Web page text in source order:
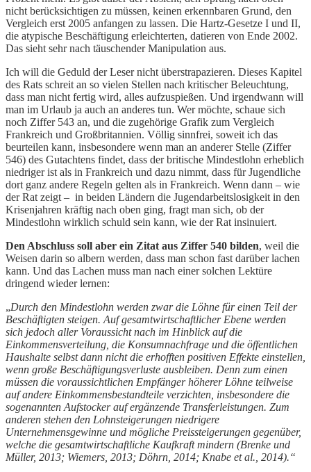
nicht berücksichtigen zu müssen, keinen erkennbaren Grund, den
Vergleich erst 2005 anfangen zu lassen. Die Hartz-Gesetze I und II,
die atypische Beschäftigung erleichterten, datieren von Ende 2002.
Das sieht sehr nach täuschender Manipulation aus.
Ich will die Geduld der Leser nicht überstrapazieren. Dieses Kapitel
des Rats schreit an so vielen Stellen nach kritischer Beleuchtung,
dass man nicht fertig wird, alles aufzuspießen. Und irgendwann will
man im Urlaub ja auch an anderes tun. Wer möchte, schaue sich
noch Ziffer 543 an, und die zugehörige Grafik zum Vergleich
Frankreich und Großbritannien. Völlig sinnfrei, soweit ich das
beurteilen kann, insbesondere wenn man an anderer Stelle (Ziffer
546) des Gutachtens findet, dass der britische Mindestlohn erheblich
niedriger ist als in Frankreich und dazu nimmt, dass für Jugendliche
dort ganz andere Regeln gelten als in Frankreich. Wenn dann – wie
der Rat zeigt – in beiden Ländern die Jugendarbeitslosigkeit in den
Krisenjahren kräftig nach oben ging, fragt man sich, ob der
Mindestlohn wirklich schuld sein kann, wie der Rat insinuiert.
Den Abschluss soll aber ein Zitat aus Ziffer 540 bilden, weil die
Weisen darin so albern werden, dass man schon fast darüber lachen
kann. Und das Lachen muss man nach einer solchen Lektüre
dringend wieder lernen:
„Durch den Mindestlohn werden zwar die Löhne für einen Teil der
Beschäftigten steigen. Auf gesamtwirtschaftlicher Ebene werden
sich jedoch aller Voraussicht nach im Hinblick auf die
Einkommensverteilung, die Konsumnachfrage und die öffentlichen
Haushalte selbst dann nicht die erhofften positiven Effekte einstellen,
wenn große Beschäftigungsverluste ausbleiben. Denn zum einen
müssen die voraussichtlichen Empfänger höherer Löhne teilweise
auf andere Einkommensbestandteile verzichten, insbesondere die
sogenannten Aufstocker auf ergänzende Transferleistungen. Zum
anderen stehen den Lohnsteigerungen niedrigere
Unternehmensgewinne und mögliche Preissteigerungen gegenüber,
welche die gesamtwirtschaftliche Kaufkraft mindern (Brenke und
Müller, 2013; Wiemers, 2013; Döhrn, 2014; Knabe et al., 2014).“